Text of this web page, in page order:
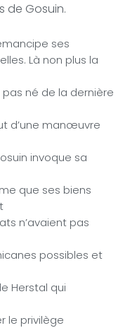
de Gosuin.
ses
Là non plus la
pas né de la dernière
d’une manœuvre
invoque sa
que ses biens
n’avaient pas
possibles et
Herstal qui
le privilège